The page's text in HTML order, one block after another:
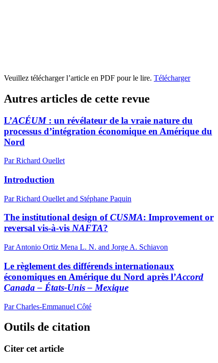
Veuillez télécharger l’article en PDF pour le lire. Télécharger
Autres articles de cette revue
L’ACÉUM: un révélateur de la vraie nature du
processus d’intégration économique en Amérique du
Nord
Par Richard Ouellet
Introduction
Par Richard Ouellet and Stéphane Paquin
The institutional design ofCUSMA: Improvement or
reversal vis-à-vis NAFTA?
Par Antonio Ortiz Mena L. N. and Jorge A. Schiavon
Le règlement des différends internationaux
économiques en Amérique du Nord après l’Accord
Canada – États-Unis – Mexique
Par Charles-Emmanuel Côté
Outils de citation
Citer cet article